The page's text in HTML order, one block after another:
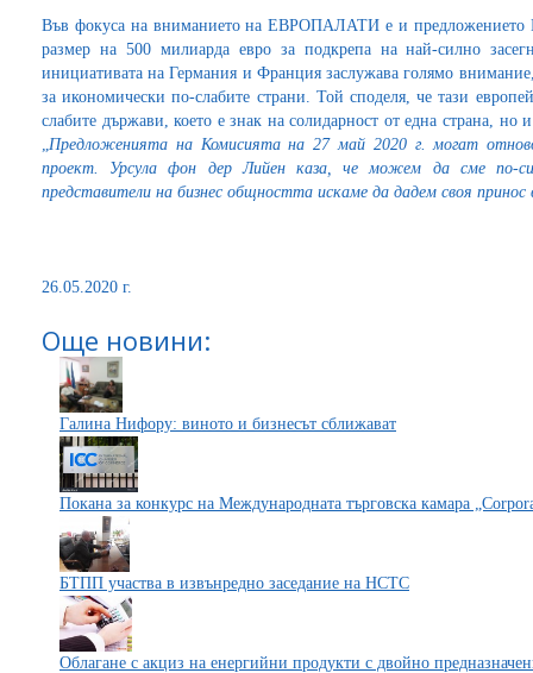
Във фокуса на вниманието на ЕВРОПАЛАТИ е и предложението
размер на 500 милиарда евро за подкрепа на най-силно
инициативата на Германия и Франция заслужава голямо
за икономически по-слабите страни. Той споделя, че тази
слабите държави, което е знак на солидарност от една страна, но
„Предложенията на Комисията на 27 май 2020 г. могат
проект. Урсула фон дер Лийен каза, че можем да сме по-
представители на бизнес общността искаме да дадем своя принос
26.05.2020 г.
Още новини:
Галина Нифору: виното и бизнесът сближават
Покана за конкурс на Международната търговска камара
БТПП участва в извънредно заседание на НСТС
Облагане с акциз на енергийни продукти с двойно